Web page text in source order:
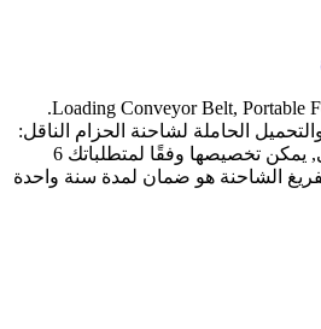
Loading Conveyor Belt, Portable Foldable Loading Unloading.
الحاملة لشاحنة الحزام الناقل:
500~ 800 كجم بالإضافة الى, يمكن تخصيصها وفقًا لمتطلباتك 6
الشاحنة هو ضمان لمدة سنة واحدة